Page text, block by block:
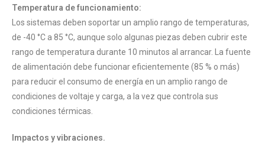
Temperatura de funcionamiento:
Los sistemas deben soportar un amplio rango de temperaturas,
de -40 °C a 85 °C, aunque solo algunas piezas deben cubrir este
rango de temperatura durante 10 minutos al arrancar. La fuente
de alimentación debe funcionar eficientemente (85 % o más)
para reducir el consumo de energía en un amplio rango de
condiciones de voltaje y carga, a la vez que controla sus
condiciones térmicas.
Impactos y vibraciones.